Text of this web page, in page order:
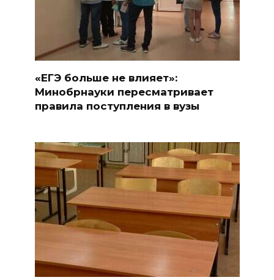
«ЕГЭ больше не влияет»:
Минобрнауки пересматривает
правила поступления в вузы